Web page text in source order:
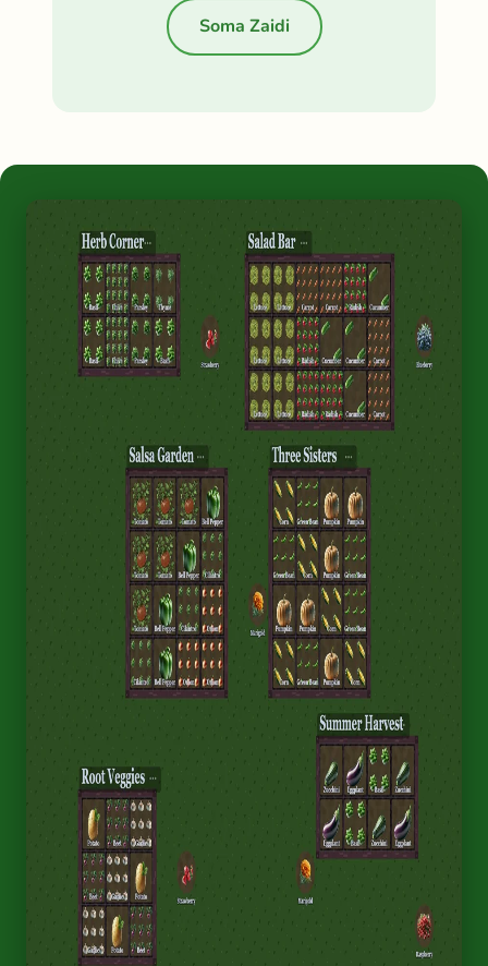
Soma Zaidi